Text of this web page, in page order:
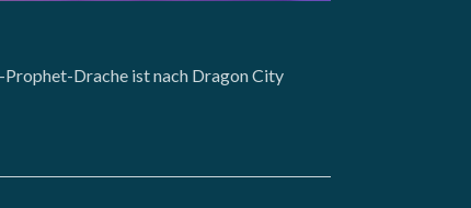
Prophet-Drache ist nach Dragon City